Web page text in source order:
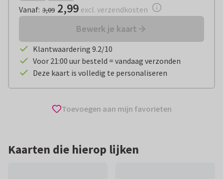
Vanaf: 3,09 2,99 excl. verzendkosten
Bewerk je kaart
Klantwaardering 9.2/10
Voor 21:00 uur besteld = vandaag verzonden
Deze kaart is volledig te personaliseren
Toevoegen aan mijn favorieten
Kaarten die hierop lijken